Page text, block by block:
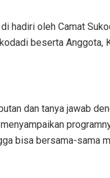
hadiri oleh Camat
beserta Anggota,
dan tanya jawab
bisa bersama-sama